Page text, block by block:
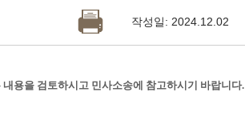
작성일: 2024.12.02
용을 검토하시고 민사소송에 참고하시기 바랍니다.